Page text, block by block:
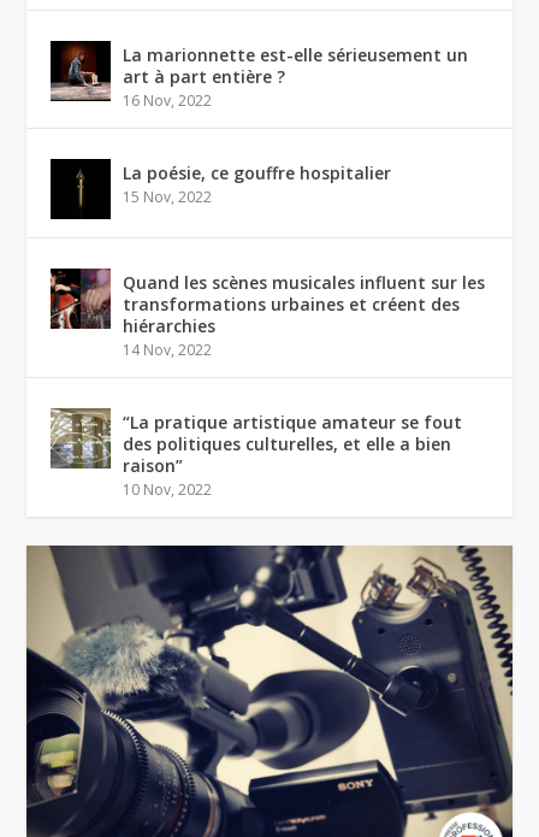
La marionnette est-elle sérieusement un
art à part entière ?
16 Nov, 2022
La poésie, ce gouffre hospitalier
15 Nov, 2022
Quand les scènes musicales influent sur les
transformations urbaines et créent des
hiérarchies
14 Nov, 2022
“La pratique artistique amateur se fout
des politiques culturelles, et elle a bien
raison”
10 Nov, 2022